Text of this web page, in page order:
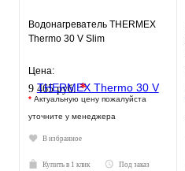
Водонагреватель THERMEX
Thermo 30 V Slim
Цена:
9 465 руб.*
* Актуальную цену пожалуйста
уточните у менеджера
В избранное
Купить в 1 клик Под заказ